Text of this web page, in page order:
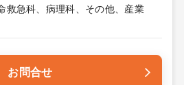
救急科、病理科、その他、産業
お問合せ